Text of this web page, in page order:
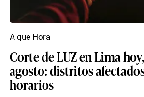
Corte de LUZ en Lima
agosto: distritos
horarios
A que Hora